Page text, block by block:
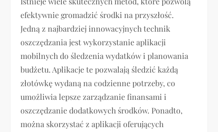
efektywnie gromadzić środki na przyszłość.
Jedną z najbardziej innowacyjnych technik
oszczędzania jest wykorzystanie aplikacji
mobilnych do śledzenia wydatków i planowania
budżetu. Aplikacje te pozwalają śledzić każdą
złotówkę wydaną na codzienne potrzeby, co
umożliwia lepsze zarządzanie finansami i
oszczędzanie dodatkowych środków. Ponadto,
można skorzystać z aplikacji oferujących